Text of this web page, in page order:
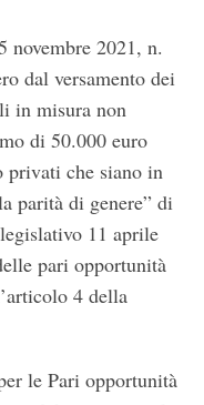
novembre 2021, n.
dal versamento dei
in misura non
di 50.000 euro
privati che siano in
parità di genere” di
11 aprile
pari opportunità
4 della
le Pari opportunità